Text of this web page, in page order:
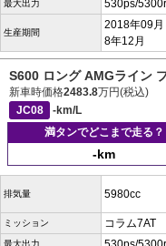
最大出力 530ps/
生産期間
2018年09月
8年12月
S600 ロング AMGライン
新車時価格2483.8万円(税込)
JC08
-km/L
満タンでどこまで走る？
-km
排気量 5980cc
ミッション コラム7AT
最大出力